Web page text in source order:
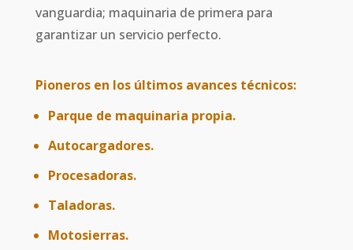
vanguardia; maquinaria de primera para
garantizar un servicio perfecto.
Pioneros en los últimos avances técnicos:
Parque de maquinaria propia.
Autocargadores.
Procesadoras.
Taladoras.
Motosierras.